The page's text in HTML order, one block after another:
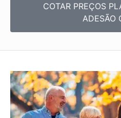
COTAR PREÇOS
ADESÃO